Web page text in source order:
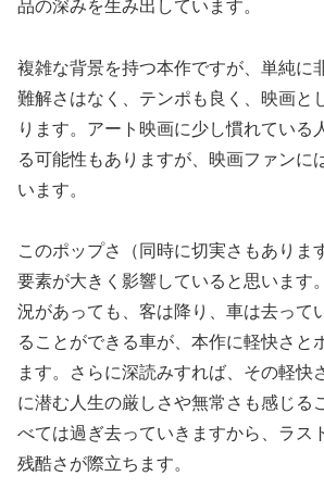
品の深みを生み出しています。
複雑な背景を持つ本作ですが、単純に
難解さはなく、テンポも良く、映画と
ります。アート映画に少し慣れている
る可能性もありますが、映画ファンに
います。
このポップさ（同時に切実さもありま
要素が大きく影響していると思います
況があっても、客は降り、車は去って
ることができる車が、本作に軽快さと
ます。さらに深読みすれば、その軽快
に潜む人生の厳しさや無常さも感じる
べては過ぎ去っていきますから、ラス
残酷さが際立ちます。